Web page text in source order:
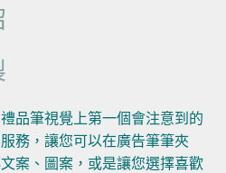
品筆視覺上第一個會注意到的
務，讓您可以在廣告筆筆夾
案、圖案，或是讓您選擇喜歡